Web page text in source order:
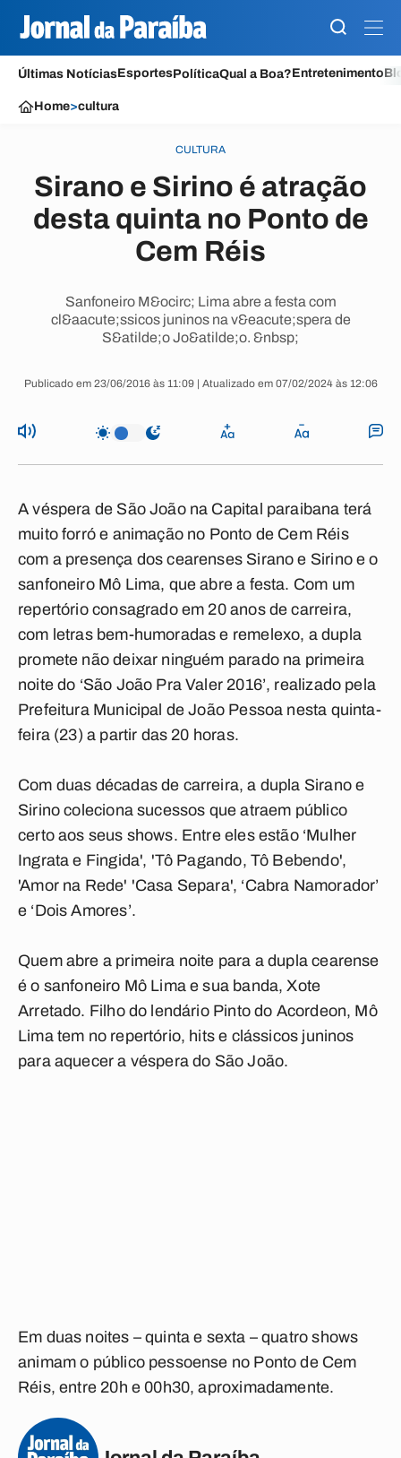
Últimas NotíciasEsportesPolíticaQual a Boa?Entretenimento
Home>cultura
CULTURA
Sirano e Sirino é atração
desta quinta no Ponto de
Cem Réis
Sanfoneiro M&ocirc; Lima abre a festa com
cl&aacute;ssicos juninos na v&eacute;spera de
S&atilde;o Jo&atilde;o. &nbsp;
Publicado em 23/06/2016 às 11:09 | Atualizado em 07/02/2024 às 12:06
A véspera de São João na Capital paraibana terá
muito forró e animação no Ponto de Cem Réis
com a presença dos cearenses Sirano e Sirino e o
sanfoneiro Mô Lima, que abre a festa. Com um
repertório consagrado em 20 anos de carreira,
com letras bem-humoradas e remelexo, a dupla
promete não deixar ninguém parado na primeira
noite do ‘São João Pra Valer 2016’, realizado pela
Prefeitura Municipal de João Pessoa nesta quinta-
feira (23) a partir das 20 horas.
Com duas décadas de carreira, a dupla Sirano e
Sirino coleciona sucessos que atraem público
certo aos seus shows. Entre eles estão ‘Mulher
Ingrata e Fingida', 'Tô Pagando, Tô Bebendo',
'Amor na Rede' 'Casa Separa', ‘Cabra Namorador’
e ‘Dois Amores’.
Quem abre a primeira noite para a dupla cearense
é o sanfoneiro Mô Lima e sua banda, Xote
Arretado. Filho do lendário Pinto do Acordeon, Mô
Lima tem no repertório, hits e clássicos juninos
para aquecer a véspera do São João.
Em duas noites – quinta e sexta – quatro shows
animam o público pessoense no Ponto de Cem
Réis, entre 20h e 00h30, aproximadamente.